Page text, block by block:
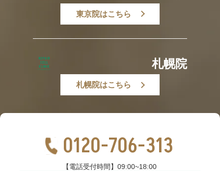
東京院はこちら
札幌院
札幌院はこちら
0120-706-313
【電話受付時間】09:00~18:00